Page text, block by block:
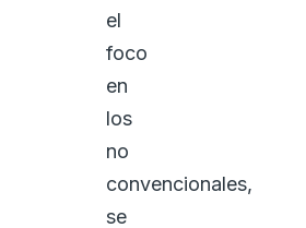
el
foco
en
los
no
convencionales,
se